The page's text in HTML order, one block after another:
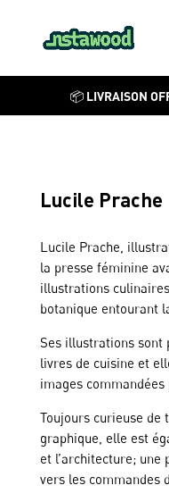
📦 LIVRAISON
Lucile Prache
Lucile Prache,
la presse féminine
illustrations
botanique entourant
Ses illustrations sont
livres de cuisine et
images commandées
Toujours curieuse de
graphique, elle est
et l’architecture; une
vers les commandes